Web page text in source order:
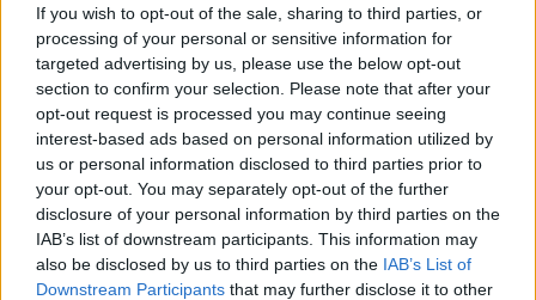
If you wish to opt-out of the sale, sharing to third parties, or
processing of your personal or sensitive information for
targeted advertising by us, please use the below opt-out
section to confirm your selection. Please note that after your
opt-out request is processed you may continue seeing
interest-based ads based on personal information utilized by
us or personal information disclosed to third parties prior to
your opt-out. You may separately opt-out of the further
disclosure of your personal information by third parties on the
IAB’s list of downstream participants. This information may
also be disclosed by us to third parties on the IAB’s List of
Downstream Participants that may further disclose it to other
“Cilvēki dzīvo tikai
centrā, pārējie ir
dzimtcilvēki,” rīdzinieks
Ko darīt, ja pat pēc
mazgāšanas dvieļi ir
sasmakuši? Iedarbīgs